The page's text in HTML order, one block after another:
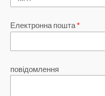
Електронна пошта*
повідомлення